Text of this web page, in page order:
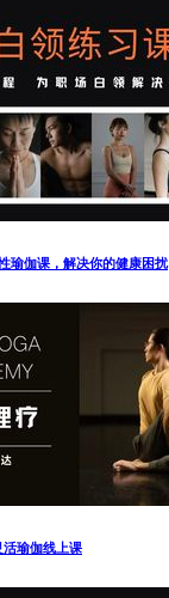
瑜伽课，解决你的健康困扰
活瑜伽线上课